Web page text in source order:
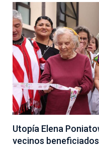
Utopía Elena
vecinos beneficiados